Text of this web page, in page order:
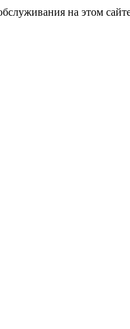
на этом